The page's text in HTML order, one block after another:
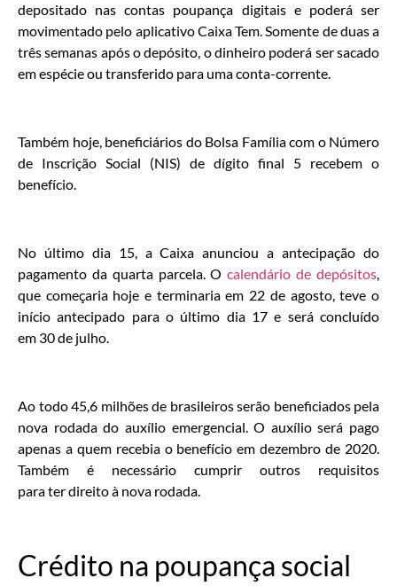
depositado nas contas poupança digitais e poderá ser
movimentado pelo aplicativo Caixa Tem. Somente de duas a
três semanas após o depósito, o dinheiro poderá ser sacado
em espécie ou transferido para uma conta-corrente.
Também hoje, beneficiários do Bolsa Família com o Número
de Inscrição Social (NIS) de dígito final 5 recebem o
benefício.
No último dia 15, a Caixa anunciou a antecipação do
pagamento da quarta parcela. Ocalendário de depósitos,
que começaria hoje e terminaria em 22 de agosto, teve o
início antecipado para o último dia 17 e será concluído
em 30 de julho.
Ao todo 45,6 milhões de brasileiros serão beneficiados pela
nova rodada do auxílio emergencial. O auxílio será pago
apenas a quem recebia o benefício em dezembro de 2020.
Também é necessário cumprir outros requisitos
para ter direito à nova rodada.
Crédito na poupança social